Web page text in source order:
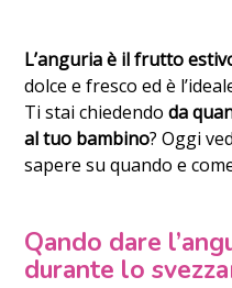
L’anguria è il frutto
dolce e fresco ed è
Ti stai chiedendoda
al tuo bambino? Oggi
sapere su quando e
Qando dare
durante lo